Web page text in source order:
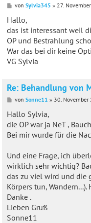
B
i
r
a
von Sylvia345 » 27.
Hallo,
das ist interessant weil
OP und Bestrahlung
War das bei dir keine
VG Sylvia
Re: Behandlung von
B
i
t
r
a
g
von Sonne11 » 30.
Hallo Sylvia,
die OP war ja NeT ,
Bei mir wurde für die
Und eine Frage, ich
wirklich sehr wichtig?
das zu viel wird und die
Körpers tun,
Danke .
Lieben Gruß
Sonne11